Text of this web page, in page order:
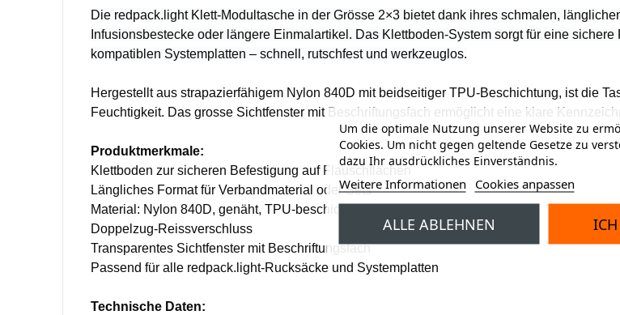
Die redpack.light Klett-Modultasche in der Grösse 2×3 bietet dank ihres schmalen,
Infusionsbestecke oder längere Einmalartikel. Das Klettboden-System sorgt für eine
kompatiblen Systemplatten – schnell, rutschfest und werkzeuglos.
Hergestellt aus strapazierfähigem Nylon 840D mit beidseitiger TPU-Beschichtung, ist die
Feuchtigkeit. Das grosse Sichtfenster mit Beschriftungsfach ermöglicht eine klare
Produktmerkmale:
Klettboden zur sicheren Befestigung auf Flauschflächen
Längliches Format für Verbandmaterial oder Sets
Material: Nylon 840D, genäht, TPU-beschichtet
Doppelzug-Reissverschluss
Transparentes Sichtfenster mit Beschriftungsfach
Passend für alle redpack.light-Rucksäcke und Systemplatten
Technische Daten:
Um die optimale Nutzung unserer Website zu
Cookies. Um nicht gegen geltende Gesetze zu
dazu Ihr ausdrückliches Einverständnis.
Weitere Informationen Cookies anpassen
ALLE ABLEHNEN ICH